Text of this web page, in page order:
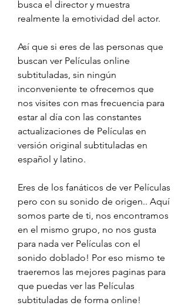
busca el director y muestra
realmente la emotividad del actor.
Así que si eres de las personas que
buscan ver Películas online
subtituladas, sin ningún
inconveniente te ofrecemos que
nos visites con mas frecuencia para
estar al día con las constantes
actualizaciones de Películas en
versión original subtituladas en
español y latino.
Eres de los fanáticos de ver Películas
pero con su sonido de origen.. Aquí
somos parte de ti, nos encontramos
en el mismo grupo, no nos gusta
para nada ver Películas con el
sonido doblado! Por eso mismo te
traeremos las mejores paginas para
que puedas ver las Películas
subtituladas de forma online!